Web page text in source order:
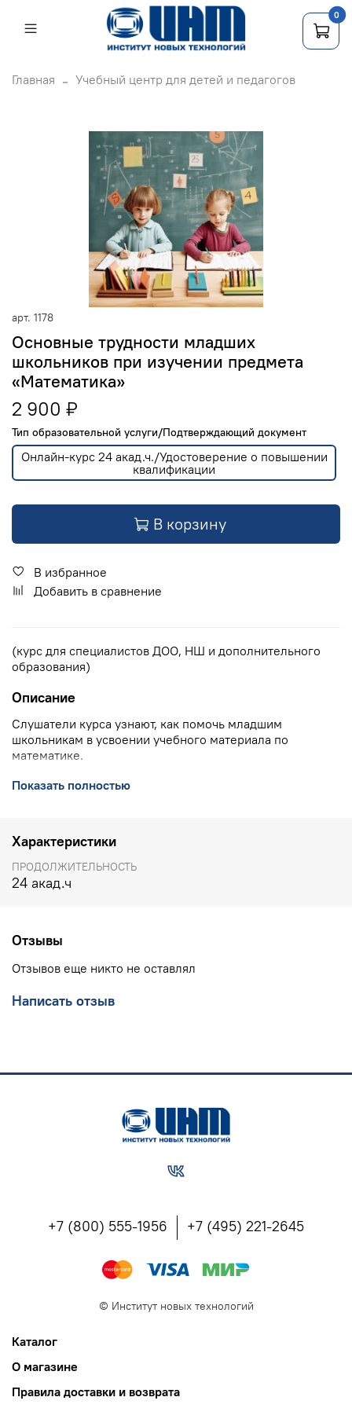
Главная Учебный центр для детей и педагогов
арт. 1178
Основные трудности младших
школьников при изучении предмета
«Математика»
2 900 ₽
Тип образовательной услуги/Подтверждающий документ
Онлайн-курс 24 акад.ч./Удостоверение о повышении
квалификации
В корзину
В избранное
Добавить в сравнение
(курс для специалистов ДОО, НШ и дополнительного
образования)
Описание
Слушатели курса узнают, как помочь младшим
школьникам в усвоении учебного материала по
математике.
ПОДРОБНО О КУРСЕ
(офис),training@int-edu.ru
Показать полностью
Характеристики
ПРОДОЛЖИТЕЛЬНОСТЬ
24 акад.ч
Отзывы
Отзывов еще никто не оставлял
Написать отзыв
+7 (800) 555-1956 +7 (495) 221-2645
© Институт новых технологий
Каталог
О магазине
Правила доставки и возврата
0